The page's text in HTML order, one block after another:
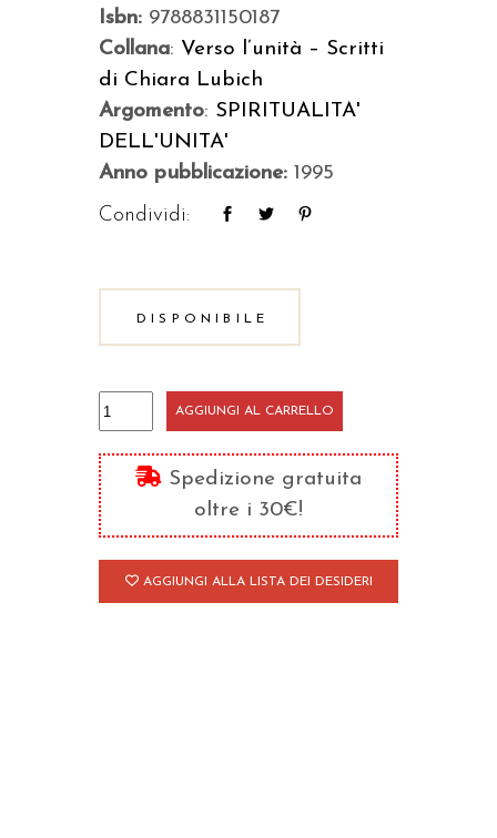
Isbn: 9788831150187
Collana: Verso l’unità – Scritti
di Chiara Lubich
Argomento: SPIRITUALITA'
DELL'UNITA'
Anno pubblicazione: 1995
Condividi:
DISPONIBILE
Il
sì
dell'uomo
a
Dio
quantità
AGGIUNGI AL CARRELLO
Spedizione gratuita
oltre i 30€!
AGGIUNGI ALLA LISTA DEI DESIDERI